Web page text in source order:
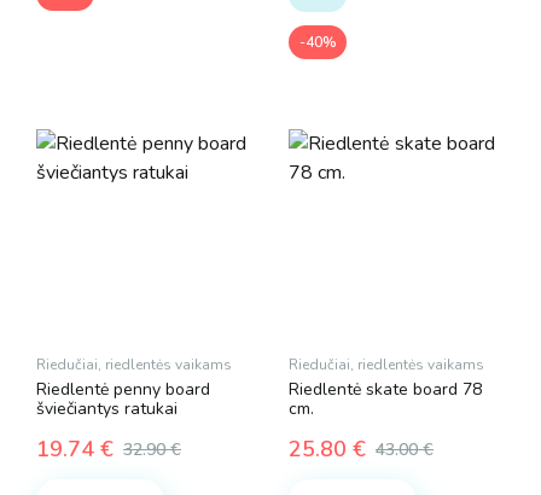
on
Riedučiai, riedlentės vaikams
Riedlentė penny board
šviečiantys ratukai
32.90€
19.74 €
-40%
Riedučiai, riedlentės vaikams
Riedlentė skate board 78
cm.
43.00€
25.80 €